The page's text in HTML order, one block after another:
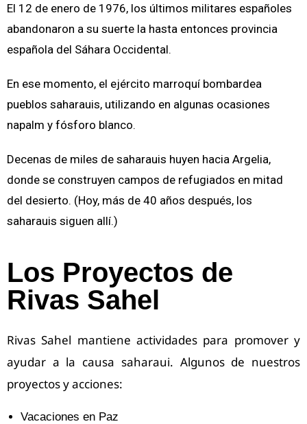
El 12 de enero de 1976, los últimos militares españoles
abandonaron a su suerte la hasta entonces provincia
española del Sáhara Occidental.
En ese momento, el ejército marroquí bombardea
pueblos saharauis, utilizando en algunas ocasiones
napalm y fósforo blanco.
Decenas de miles de saharauis huyen hacia Argelia,
donde se construyen campos de refugiados en mitad
del desierto. (Hoy, más de 40 años después, los
saharauis siguen allí.)
Los Proyectos de
Rivas Sahel
Rivas Sahel mantiene actividades para promover y
ayudar a la causa saharaui. Algunos de nuestros
proyectos y acciones:
Vacaciones en Paz